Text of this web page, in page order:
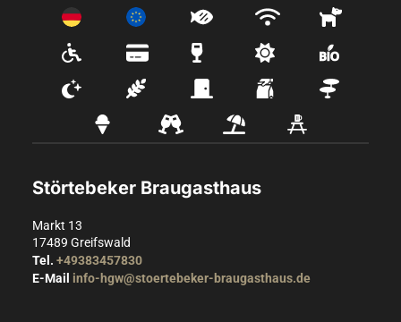
Störtebeker Braugasthaus
Markt 13
17489 Greifswald
Tel. +49383457830
E-Mail info-hgw@stoertebeker-braugasthaus.de